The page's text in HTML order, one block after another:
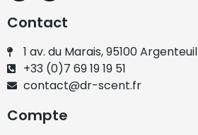
Contact
1 av. du Marais, 95100 Argenteuil
+33 (0)7 69 19 19 51
contact@dr-scent.fr
Compte